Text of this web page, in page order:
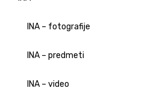
INA – fotografije
INA – predmeti
INA – video